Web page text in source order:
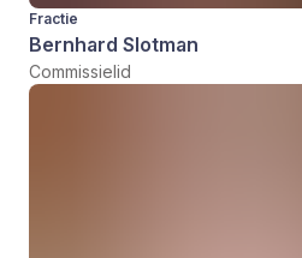
Fractie
Bernhard Slotman
Commissielid